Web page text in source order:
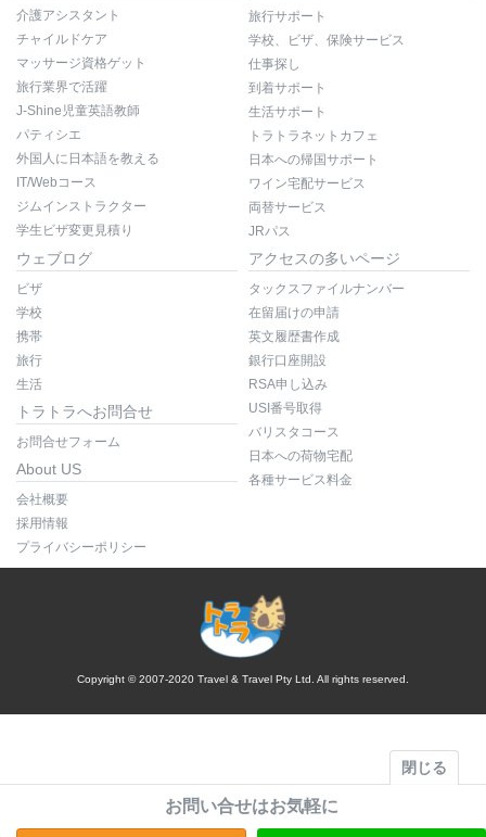
介護アシスタント
チャイルドケア
マッサージ資格ゲット
旅行業界で活躍
J-Shine児童英語教師
パティシエ
外国人に日本語を教える
IT/Webコース
ジムインストラクター
学生ビザ変更見積り
旅行サポート
学校、ビザ、保険サービス
仕事探し
到着サポート
生活サポート
トラトラネットカフェ
日本への帰国サポート
ワイン宅配サービス
両替サービス
JRパス
ウェブログ
ビザ
学校
携帯
旅行
生活
トラトラへお問合せ
お問合せフォーム
About US
会社概要
採用情報
プライバシーポリシー
アクセスの多いページ
タックスファイルナンバー
在留届けの申請
英文履歴書作成
銀行口座開設
RSA申し込み
USI番号取得
バリスタコース
日本への荷物宅配
各種サービス料金
Copyright © 2007-2020 Travel & Travel Pty Ltd. All rights reserved.
閉じる
お問い合せはお気軽に